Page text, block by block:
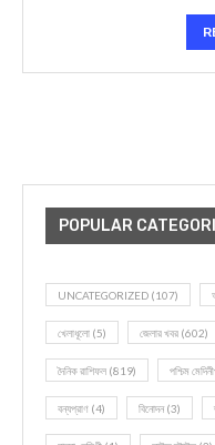
POPULAR
UNCATEGORIZED (107)
খেলাধূলো (5) জেলার খবর (602)
দৈনিক রাশিফল (819) পশ্চিম
বন্যপ্রাণ (4) বিনোদন(3)